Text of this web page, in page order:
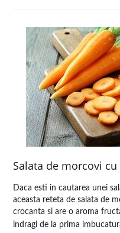
Salata de morcovi
Daca esti in cautarea unei
aceasta reteta de salata de
crocanta si are o aroma
indragi de la prima